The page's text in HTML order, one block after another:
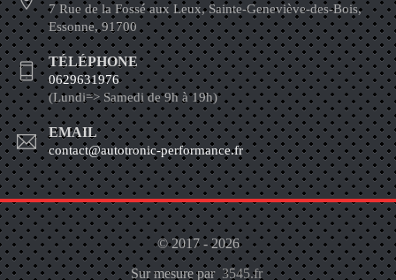
7 Rue de la Fossé aux Leux, Sainte-Geneviève-des-Bois,
Essonne, 91700
TÉLÉPHONE
0629631976
(Lundi=> Samedi de 9h à 19h)
EMAIL
contact@autotronic-performance.fr
© 2017 - 2026
Sur mesure par 3545.fr